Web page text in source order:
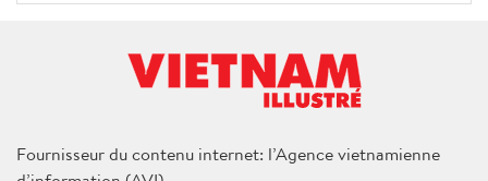
Fournisseur du contenu internet: l’Agence vietnamienne